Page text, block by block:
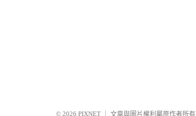
© 2026 PIXNET 文章與圖片權利屬原作者所有